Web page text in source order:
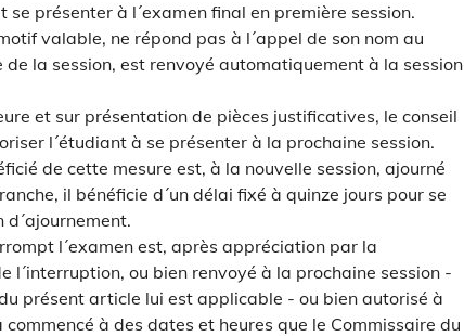
se présenter à l´examen final en première session.
valable, ne répond pas à l´appel de son nom au
de la session, est renvoyé automatiquement à la session
et sur présentation de pièces justificatives, le conseil
l´étudiant à se présenter à la prochaine session.
de cette mesure est, à la nouvelle session, ajourné
il bénéficie d´un délai fixé à quinze jours pour se
l´examen est, après appréciation par la
l´interruption, ou bien renvoyé à la prochaine session -
présent article lui est applicable - ou bien autorisé à
commencé à des dates et heures que le Commissaire du